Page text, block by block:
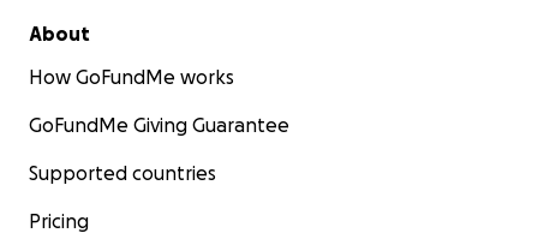
About
How GoFundMe works
GoFundMe Giving Guarantee
Supported countries
Pricing